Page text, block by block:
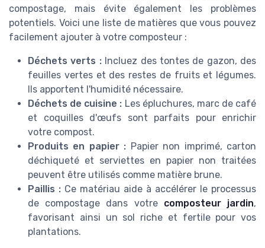
compostage, mais évite également les problèmes
potentiels. Voici une liste de matières que vous pouvez
facilement ajouter à votre composteur :
Déchets verts :Incluez des tontes de gazon, des
feuilles vertes et des restes de fruits et légumes.
Ils apportent l'humidité nécessaire.
Déchets de cuisine : Les épluchures, marc de café
et coquilles d'œufs sont parfaits pour enrichir
votre compost.
Produits en papier : Papier non imprimé, carton
déchiqueté et serviettes en papier non traitées
peuvent être utilisés comme matière brune.
Paillis : Ce matériau aide à accélérer le processus
de compostage dans votre composteur jardin,
favorisant ainsi un sol riche et fertile pour vos
plantations.